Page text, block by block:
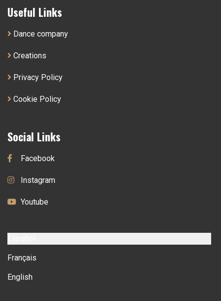
Useful Links
Dance company
Creations
Privacy Policy
Cookie Policy
Social Links
Facebook
Instagram
Youtube
Français
English